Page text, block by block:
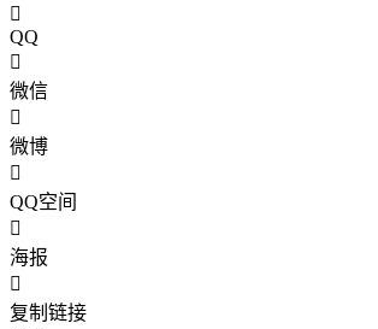
QQ
微信
微博
QQ空间
海报
复制链接